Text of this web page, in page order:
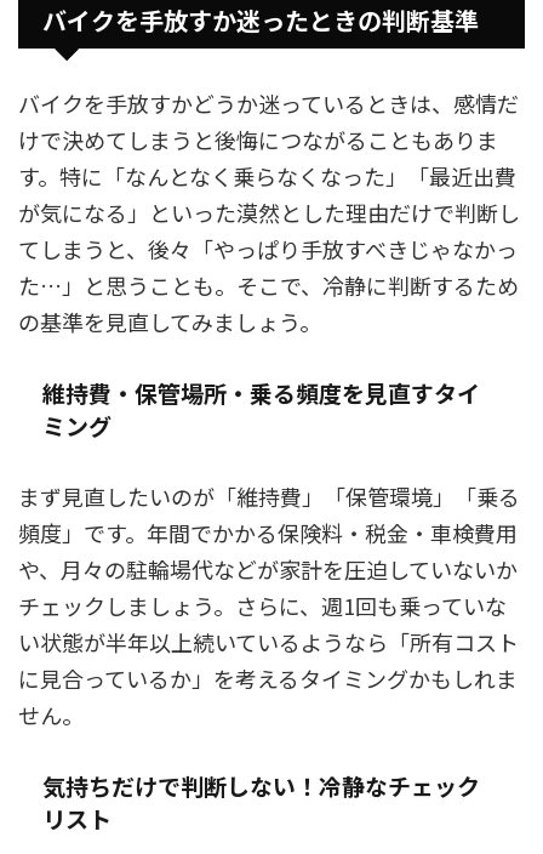
バイクを手放すか迷ったときの判断基準
バイクを手放すかどうか迷っているときは、感情だ
けで決めてしまうと後悔につながることもありま
す。特に「なんとなく乗らなくなった」「最近出費
が気になる」といった漠然とした理由だけで判断し
てしまうと、後々「やっぱり手放すべきじゃなかっ
た…」と思うことも。そこで、冷静に判断するため
の基準を見直してみましょう。
維持費・保管場所・乗る頻度を見直すタイ
ミング
まず見直したいのが「維持費」「保管環境」「乗る
頻度」です。年間でかかる保険料・税金・車検費用
や、月々の駐輪場代などが家計を圧迫していないか
チェックしましょう。さらに、週1回も乗っていな
い状態が半年以上続いているようなら「所有コスト
に見合っているか」を考えるタイミングかもしれま
せん。
気持ちだけで判断しない！冷静なチェック
リスト